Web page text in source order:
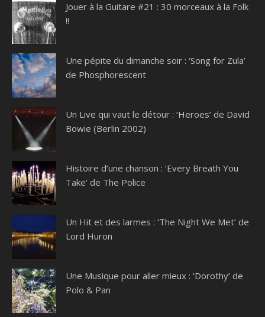
Jouer à la Guitare #21 : 30 morceaux à la Folk
!!
Une pépite du dimanche soir : ‘Song for Zula’
de Phosphorescent
Un Live qui vaut le détour : ‘Heroes’ de David
Bowie (Berlin 2002)
Histoire d’une chanson : ‘Every Breath You
Take’ de The Police
Un Hit et des larmes : ‘The Night We Met’ de
Lord Huron
Une Musique pour aller mieux : ‘Dorothy’ de
Polo & Pan